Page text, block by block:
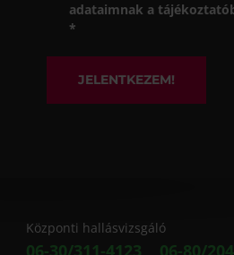
adataimnak a
*
JELENTKEZEM!
Központi hallásvizsgáló
06-30/311-4123 06-80/